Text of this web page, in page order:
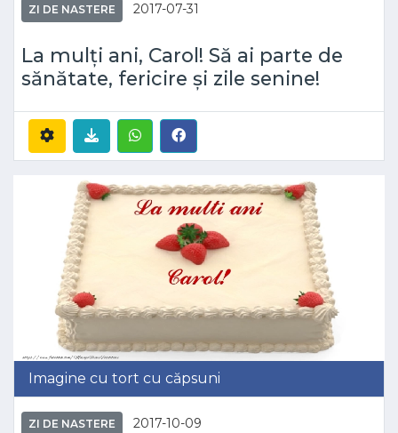
ZI DE NASTERE 2017-07-31
La mulți ani, Carol! Să ai parte de
sănătate, fericire și zile senine!
Imagine cu tort cu căpsuni
ZI DE NASTERE 2017-10-09